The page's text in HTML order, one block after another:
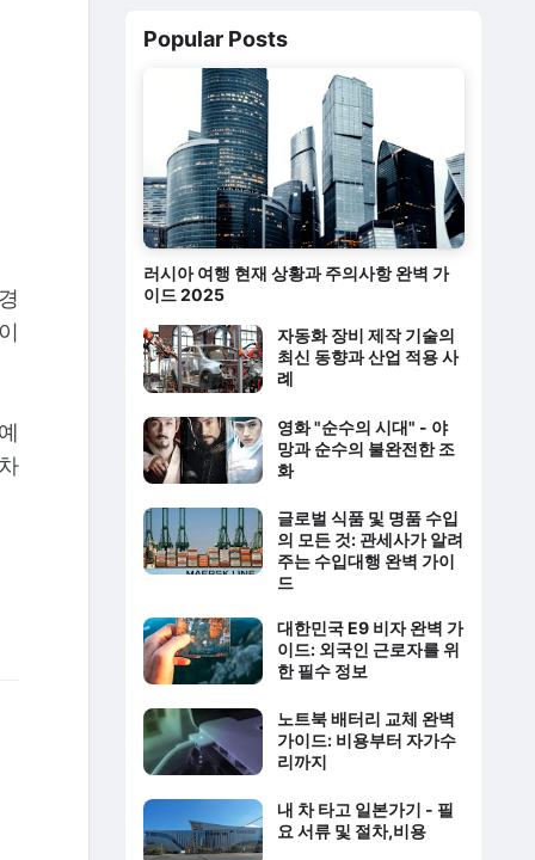
Popular Posts
러시아 여행 현재 상황과 주의사항 완벽 가
이드 2025
자동화 장비 제작 기술의
최신 동향과 산업 적용 사
례
영화 "순수의 시대" - 야
망과 순수의 불완전한 조
화
글로벌 식품 및 명품 수입
의 모든 것: 관세사가 알려
주는 수입대행 완벽 가이
드
대한민국 E9 비자 완벽 가
이드: 외국인 근로자를 위
한 필수 정보
노트북 배터리 교체 완벽
가이드: 비용부터 자가수
리까지
내 차 타고 일본가기 - 필
요 서류 및 절차,비용